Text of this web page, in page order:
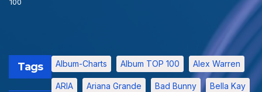
Tags Album-Charts Album TOP 100 Alex Warren
ARIA Ariana Grande Bad Bunny Bella Kay